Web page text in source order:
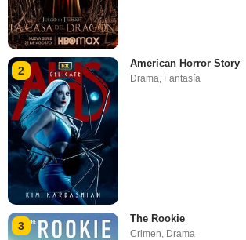
2
American Horror Story
Drama Fantasía
3
The Rookie
Crimen, Drama